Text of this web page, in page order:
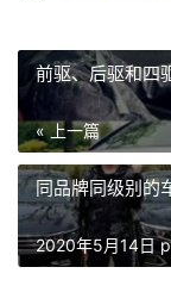
前驱、后驱和四
« 上一篇
同品牌同级别的
2020年5月14日